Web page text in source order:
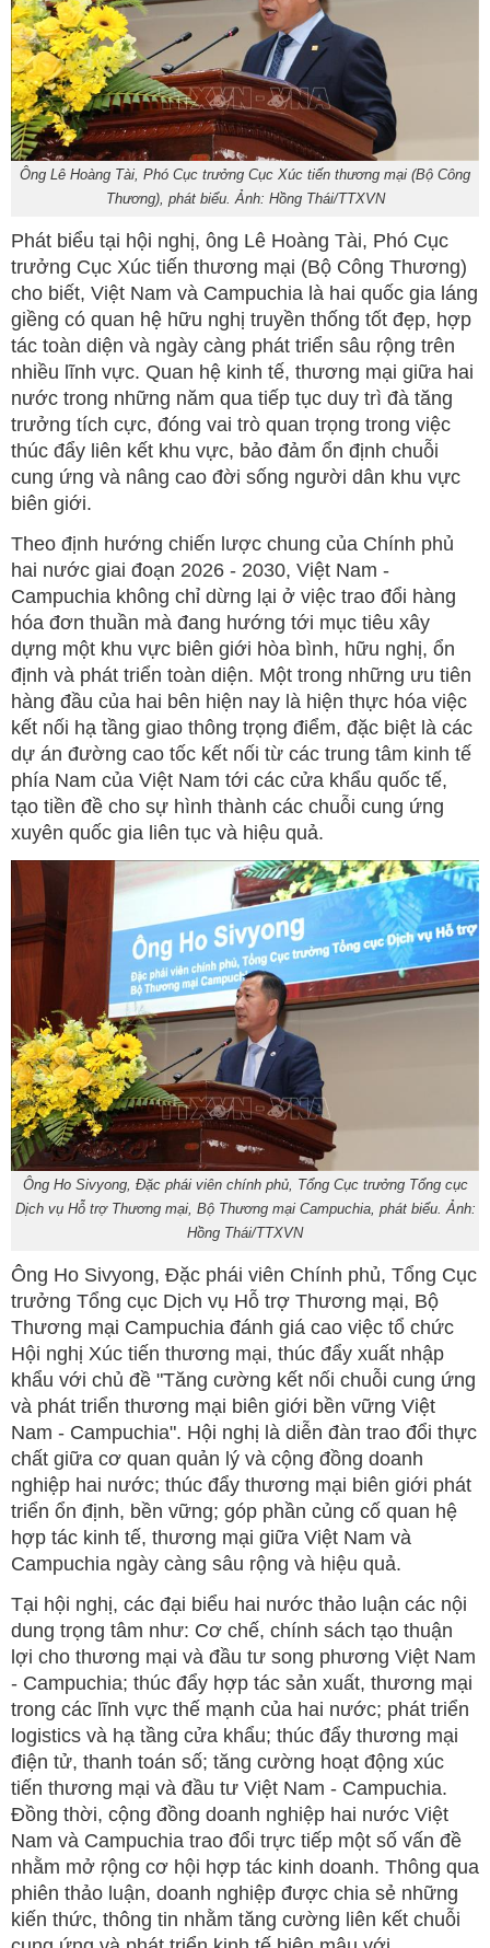
Ông Lê Hoàng Tài, Phó Cục trưởng Cục Xúc tiến thương mại (Bộ Công
Thương), phát biểu. Ảnh: Hồng Thái/TTXVN
Phát biểu tại hội nghị, ông Lê Hoàng Tài, Phó Cục
trưởng Cục Xúc tiến thương mại (Bộ Công Thương)
cho biết, Việt Nam và Campuchia là hai quốc gia láng
giềng có quan hệ hữu nghị truyền thống tốt đẹp, hợp
tác toàn diện và ngày càng phát triển sâu rộng trên
nhiều lĩnh vực. Quan hệ kinh tế, thương mại giữa hai
nước trong những năm qua tiếp tục duy trì đà tăng
trưởng tích cực, đóng vai trò quan trọng trong việc
thúc đẩy liên kết khu vực, bảo đảm ổn định chuỗi
cung ứng và nâng cao đời sống người dân khu vực
biên giới.
Theo định hướng chiến lược chung của Chính phủ
hai nước giai đoạn 2026 - 2030, Việt Nam -
Campuchia không chỉ dừng lại ở việc trao đổi hàng
hóa đơn thuần mà đang hướng tới mục tiêu xây
dựng một khu vực biên giới hòa bình, hữu nghị, ổn
định và phát triển toàn diện. Một trong những ưu tiên
hàng đầu của hai bên hiện nay là hiện thực hóa việc
kết nối hạ tầng giao thông trọng điểm, đặc biệt là các
dự án đường cao tốc kết nối từ các trung tâm kinh tế
phía Nam của Việt Nam tới các cửa khẩu quốc tế,
tạo tiền đề cho sự hình thành các chuỗi cung ứng
xuyên quốc gia liên tục và hiệu quả.
Ông Ho Sivyong, Đặc phái viên chính phủ, Tổng Cục trưởng Tổng cục
Dịch vụ Hỗ trợ Thương mại, Bộ Thương mại Campuchia, phát biểu. Ảnh:
Hồng Thái/TTXVN
Ông Ho Sivyong, Đặc phái viên Chính phủ, Tổng Cục
trưởng Tổng cục Dịch vụ Hỗ trợ Thương mại, Bộ
Thương mại Campuchia đánh giá cao việc tổ chức
Hội nghị Xúc tiến thương mại, thúc đẩy xuất nhập
khẩu với chủ đề "Tăng cường kết nối chuỗi cung ứng
và phát triển thương mại biên giới bền vững Việt
Nam - Campuchia". Hội nghị là diễn đàn trao đổi thực
chất giữa cơ quan quản lý và cộng đồng doanh
nghiệp hai nước; thúc đẩy thương mại biên giới phát
triển ổn định, bền vững; góp phần củng cố quan hệ
hợp tác kinh tế, thương mại giữa Việt Nam và
Campuchia ngày càng sâu rộng và hiệu quả.
Tại hội nghị, các đại biểu hai nước thảo luận các nội
dung trọng tâm như: Cơ chế, chính sách tạo thuận
lợi cho thương mại và đầu tư song phương Việt Nam
- Campuchia; thúc đẩy hợp tác sản xuất, thương mại
trong các lĩnh vực thế mạnh của hai nước; phát triển
logistics và hạ tầng cửa khẩu; thúc đẩy thương mại
điện tử, thanh toán số; tăng cường hoạt động xúc
tiến thương mại và đầu tư Việt Nam - Campuchia.
Đồng thời, cộng đồng doanh nghiệp hai nước Việt
Nam và Campuchia trao đổi trực tiếp một số vấn đề
nhằm mở rộng cơ hội hợp tác kinh doanh. Thông qua
phiên thảo luận, doanh nghiệp được chia sẻ những
kiến thức, thông tin nhằm tăng cường liên kết chuỗi